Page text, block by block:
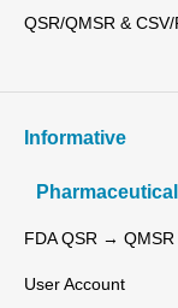
QSR/QMSR &
Informative
Pharmaceutical
FDA QSR → QMSR
User Account